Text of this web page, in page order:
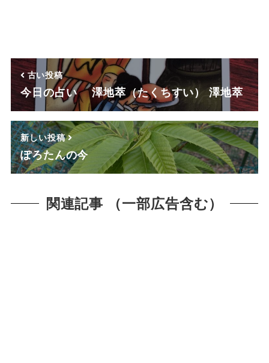
古い投稿
今日の占い 澤地萃（たくちすい） 澤地萃
新しい投稿
ぽろたんの今
関連記事 （一部広告含む）